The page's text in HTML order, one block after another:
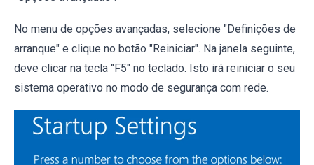
No menu de opções avançadas, selecione "Definições de
arranque" e clique no botão "Reiniciar". Na janela seguinte,
deve clicar na tecla "F5" no teclado. Isto irá reiniciar o seu
sistema operativo no modo de segurança com rede.